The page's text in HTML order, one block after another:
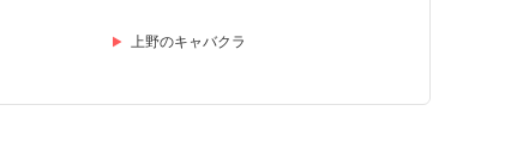
上野のキャバクラ